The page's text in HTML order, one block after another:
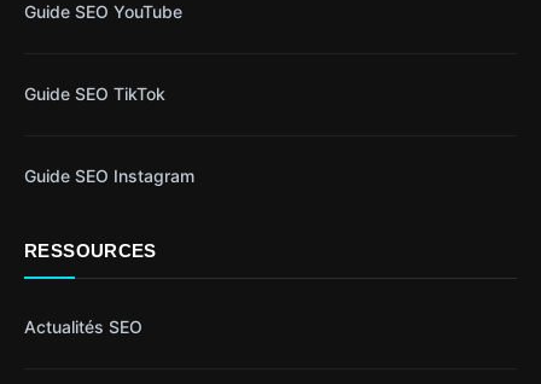
Guide SEO YouTube
Guide SEO TikTok
Guide SEO Instagram
RESSOURCES
Actualités SEO